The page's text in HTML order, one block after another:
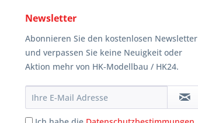
Newsletter
Abonnieren Sie den kostenlosen Newsletter
und verpassen Sie keine Neuigkeit oder
Aktion mehr von HK-Modellbau / HK24.